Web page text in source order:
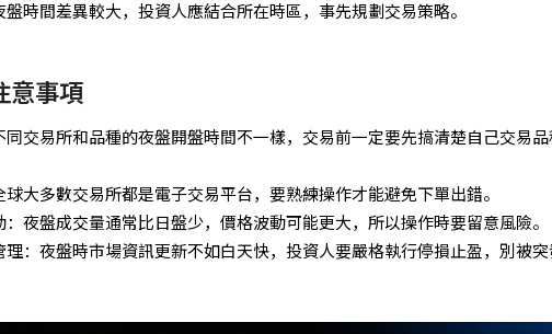
時間差異較大，投資人應結合所在時區，事先規劃交易策略。
意事項
同交易所和品種的夜盤開盤時間不一樣，交易前一定要先搞清楚自己交易
大多數交易所都是電子交易平台，要熟練操作才能避免下單出錯。
夜盤成交量通常比日盤少，價格波動可能更大，所以操作時要留意風險。
理：夜盤時市場資訊更新不如白天快，投資人要嚴格執行停損止盈，別被